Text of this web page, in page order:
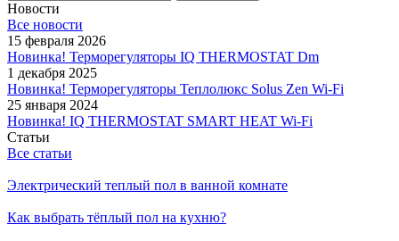
Новости
Все новости
15 февраля 2026
Новинка! Терморегуляторы IQ THERMOSTAT Dm
1 декабря 2025
Новинка! Терморегуляторы Теплолюкс Solus Zen Wi-Fi
25 января 2024
Новинка! IQ THERMOSTAT SMART HEAT Wi-Fi
Статьи
Все статьи
Электрический теплый пол в ванной комнате
Как выбрать тёплый пол на кухню?